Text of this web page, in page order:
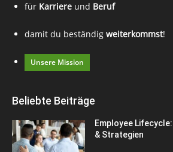
für Karriere und Beruf
damit du beständig weiterkommst!
Unsere Mission
Beliebte Beiträge
Employee
& Strategien